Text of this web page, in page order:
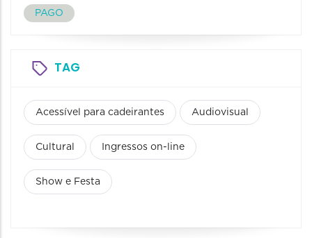
PAGO
TAG
Acessível para cadeirantes Audiovisual
Cultural Ingressos on-line
Show e Festa